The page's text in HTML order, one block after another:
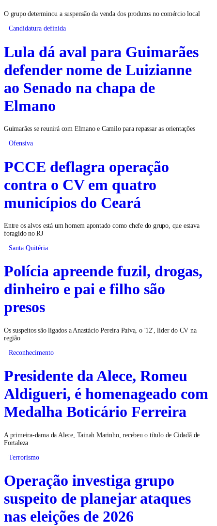
O grupo determinou a suspensão da venda dos produtos no comércio local
Candidatura definida
Lula dá aval para Guimarães
defender nome de Luizianne
ao Senado na chapa de
Elmano
Guimarães se reunirá com Elmano e Camilo para repassar as orientações
Ofensiva
PCCE deflagra operação
contra o CV em quatro
municípios do Ceará
Entre os alvos está um homem apontado como chefe do grupo, que estava
foragido no RJ
Santa Quitéria
Polícia apreende fuzil, drogas,
dinheiro e pai e filho são
presos
Os suspeitos são ligados a Anastácio Pereira Paiva, o '12', líder do CV na
região
Reconhecimento
Presidente da Alece, Romeu
Aldigueri, é homenageado com
Medalha Boticário Ferreira
A primeira-dama da Alece, Tainah Marinho, recebeu o título de Cidadã de
Fortaleza
Terrorismo
Operação investiga grupo
suspeito de planejar ataques
nas eleições de 2026